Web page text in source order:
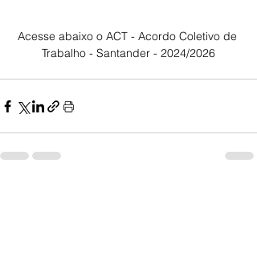
Acesse abaixo o ACT - Acordo Coletivo de
Trabalho - Santander - 2024/2026